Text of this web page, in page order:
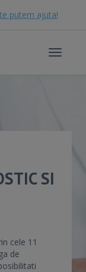
putem ajuta!
Toggle
SI
cele 11
de